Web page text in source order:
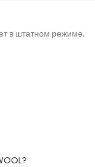
в штатном режиме.